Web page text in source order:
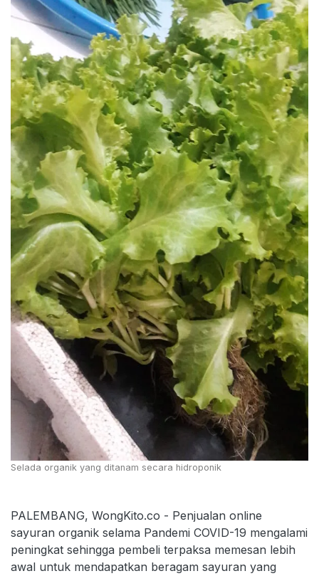
Selada organik yang ditanam secara hidroponik
PALEMBANG, WongKito.co - Penjualan online
sayuran organik selama Pandemi COVID-19 mengalami
peningkat sehingga pembeli terpaksa memesan lebih
awal untuk mendapatkan beragam sayuran yang